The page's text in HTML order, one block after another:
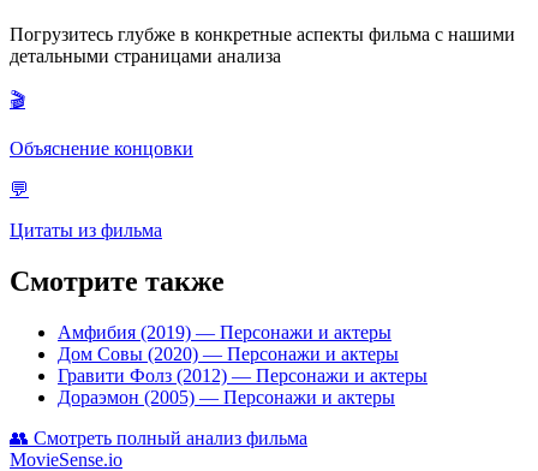
Погрузитесь глубже в конкретные аспекты фильма с нашими
детальными страницами анализа
🎬
Объяснение концовки
💬
Цитаты из фильма
Смотрите также
Амфибия (2019) — Персонажи и актеры
Дом Совы (2020) — Персонажи и актеры
Гравити Фолз (2012) — Персонажи и актеры
Дораэмон (2005) — Персонажи и актеры
👥 Смотреть полный анализ фильма
MovieSense.io